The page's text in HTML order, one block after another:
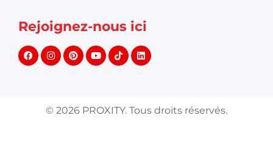
Rejoignez-nous ici
© 2026 PROXITY. Tous droits réservés.